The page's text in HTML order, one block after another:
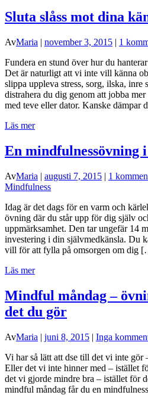
Sluta slåss mot dina
AvMaria | november 3, 2015 | 1
Fundera en stund över hur du
Det är naturligt att vi inte vill känna
slippa uppleva stress, sorg, ilska, inre
distrahera du dig genom att jobba
med teve eller dator. Kanske
Läs mer
En mindfulnessövning
AvMaria | augusti 7, 2015 | 1
Mindfulness
Idag är det dags för en varm och
övning där du står upp för dig själv
uppmärksamhet. Den tar ungefär 14
investering i din självmedkänsla. Du
vill för att fylla på omsorgen om dig
Läs mer
Mindful måndag –
det du gör
AvMaria | juni 8, 2015 | Inga
Vi har så lätt att dse till det vi inte gör
Eller det vi inte hinner med – istället
det vi gjorde mindre bra – istället för
mindful måndag får du en